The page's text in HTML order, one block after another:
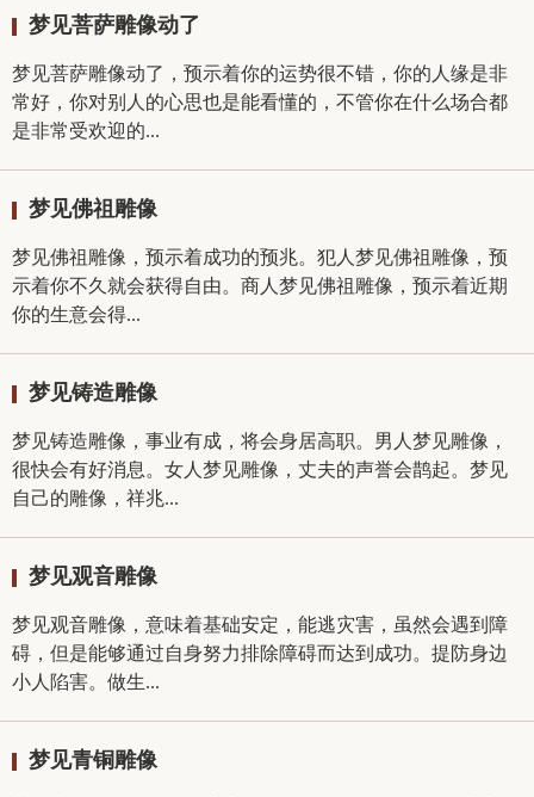
梦见菩萨雕像动了
梦见菩萨雕像动了，预示着你的运势很不错，你的人缘是非
常好，你对别人的心思也是能看懂的，不管你在什么场合都
是非常受欢迎的...
梦见佛祖雕像
梦见佛祖雕像，预示着成功的预兆。犯人梦见佛祖雕像，预
示着你不久就会获得自由。商人梦见佛祖雕像，预示着近期
你的生意会得...
梦见铸造雕像
梦见铸造雕像，事业有成，将会身居高职。男人梦见雕像，
很快会有好消息。女人梦见雕像，丈夫的声誉会鹊起。梦见
自己的雕像，祥兆...
梦见观音雕像
梦见观音雕像，意味着基础安定，能逃灾害，虽然会遇到障
碍，但是能够通过自身努力排除障碍而达到成功。提防身边
小人陷害。做生...
梦见青铜雕像